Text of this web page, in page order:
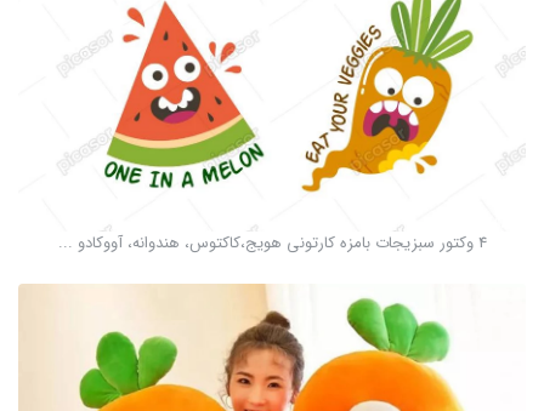
4 وکتور سبزیجات بامزه کارتونی هویج،کاکتوس، هندوانه، آووکادو ...